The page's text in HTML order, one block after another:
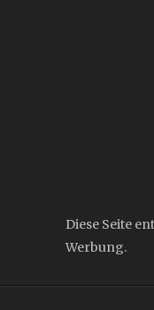
Diese Seite
Werbung.